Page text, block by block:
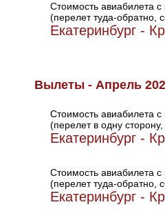
Стоимость авиабилета
(перелет туда-обратно,
Екатеринбург -
Вылеты - Апрель
Стоимость авиабилета
(перелет в одну
Екатеринбург -
Стоимость авиабилета
(перелет туда-обратно,
Екатеринбург -